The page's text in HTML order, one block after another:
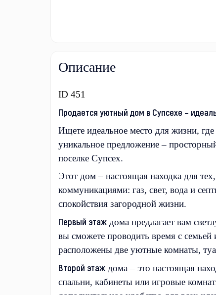
Описание
ID 451
Продается уютный дом в Супсехе –
Ищете идеальное место для жизни,
уникальное предложение –
поселке Супсех.
Этот дом – настоящая находка для
коммуникациями: газ, свет, вода и
спокойствия загородной жизни.
Первый этаж дома предлагает вам
вы сможете проводить время с
расположены две уютные комнаты,
Второй этаж дома – это настоящая
спальни, кабинеты или игровые